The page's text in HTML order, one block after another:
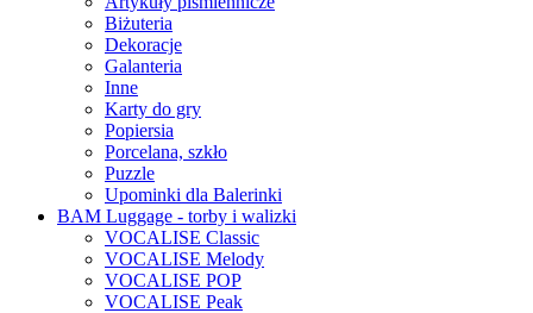
Biżuteria
Dekoracje
Galanteria
Inne
Karty do gry
Popiersia
Porcelana, szkło
Puzzle
Upominki dla Balerinki
BAM Luggage - torby i walizki
VOCALISE Classic
VOCALISE Melody
VOCALISE POP
VOCALISE Peak